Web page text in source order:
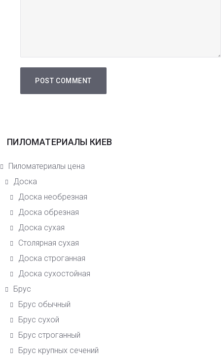
ПИЛОМАТЕРИАЛЫ КИЕВ
Пиломатериалы цена
Доска
Доска необрезная
Доска обрезная
Доска сухая
Столярная сухая
Доска строганная
Доска сухостойная
Брус
Брус обычный
Брус сухой
Брус строганный
Брус крупных сечений